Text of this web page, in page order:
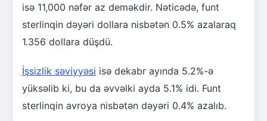
isə 11,000 nəfər az deməkdir. Nəticədə, funt
sterlinqin dəyəri dollara nisbətən 0.5% azalaraq
1.356 dollara düşdü.
İşsizlik səviyyəsi isə dekabr ayında 5.2%-ə
yüksəlib ki, bu da əvvəlki ayda 5.1% idi. Funt
sterlinqin avroya nisbətən dəyəri 0.4% azalıb.